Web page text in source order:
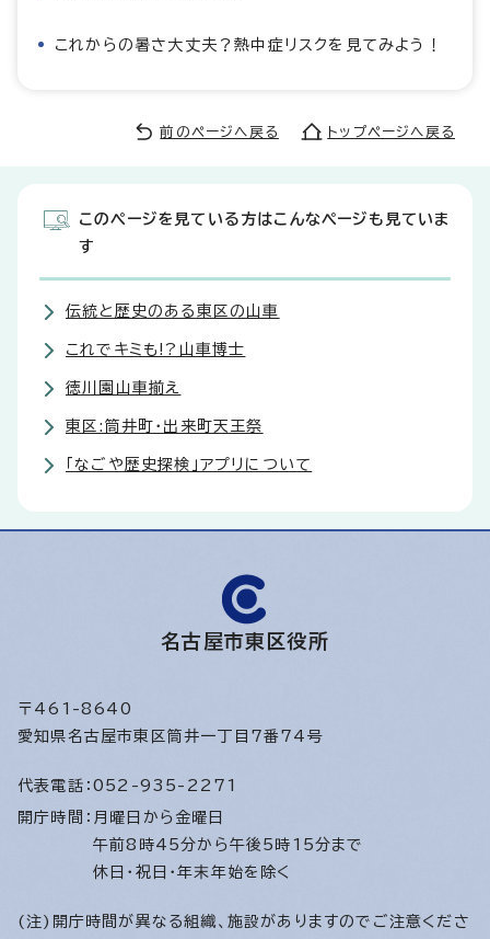
これからの暑さ大丈夫？熱中症リスクを見てみよう！
前のページへ戻る トップページへ戻る
このページを見ている方はこんなページも見ていま
す
伝統と歴史のある東区の山車
これでキミも!?山車博士
徳川園山車揃え
東区:筒井町・出来町天王祭
「なごや歴史探検」アプリについて
名古屋市東区役所
〒461-8640
愛知県名古屋市東区筒井一丁目7番74号
代表電話： 052-935-2271
開庁時間： 月曜日から金曜日
午前8時45分から午後5時15分まで
休日・祝日・年末年始を除く
(注)開庁時間が異なる組織、施設がありますのでご注意くださ